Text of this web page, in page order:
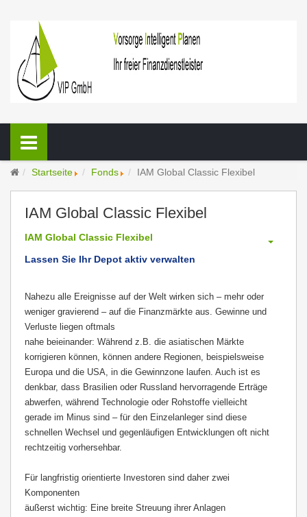
Startseite Fonds IAM Global Classic Flexibel
IAM Global Classic Flexibel
IAM Global Classic Flexibel
Lassen Sie Ihr Depot aktiv verwalten
Nahezu alle Ereignisse auf der Welt wirken sich – mehr oder
weniger gravierend – auf die Finanzmärkte aus. Gewinne und
Verluste liegen oftmals
nahe beieinander: Während z.B. die asiatischen Märkte
korrigieren können, können andere Regionen, beispielsweise
Europa und die USA, in die Gewinnzone laufen. Auch ist es
denkbar, dass Brasilien oder Russland hervorragende Erträge
abwerfen, während Technologie oder Rohstoffe vielleicht
gerade im Minus sind – für den Einzelanleger sind diese
schnellen Wechsel und gegenläufigen Entwicklungen oft nicht
rechtzeitig vorhersehbar.
Für langfristig orientierte Investoren sind daher zwei
Komponenten
äußerst wichtig: Eine breite Streuung ihrer Anlagen